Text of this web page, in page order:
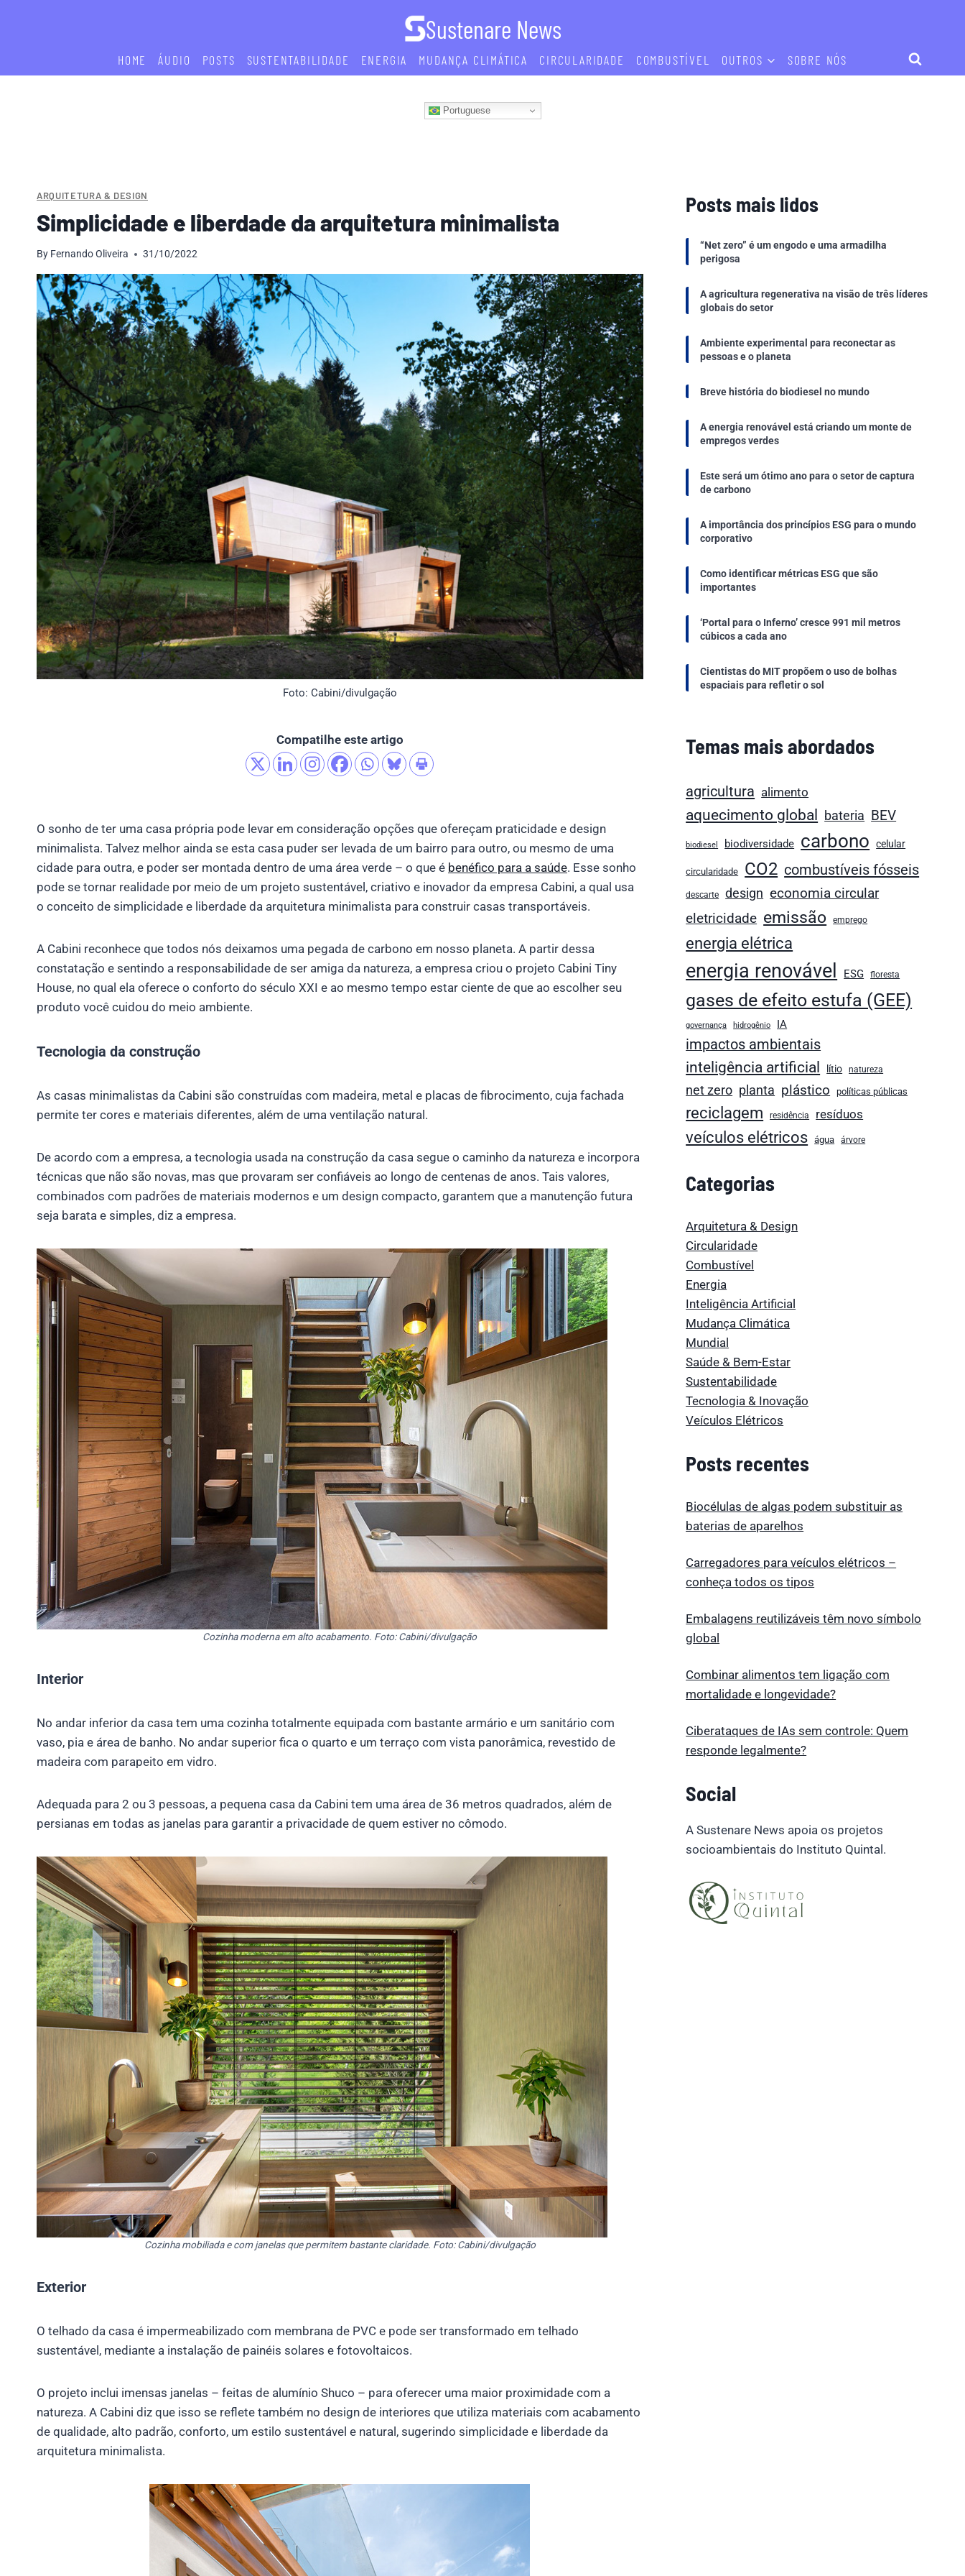
Sustenare News
HOME ÁUDIO POSTS SUSTENTABILIDADE ENERGIA MUDANÇA CLIMÁTICA CIRCULARIDADE COMBUSTÍVEL OUTROS SOBRE NÓS
Portuguese
ARQUITETURA & DESIGN
Simplicidade e liberdade da arquitetura minimalista
By Fernando Oliveira 31/10/2022
Foto: Cabini/divulgação
Compatilhe este artigo
O sonho de ter uma casa própria pode levar em consideração opções que ofereçam praticidade e design
minimalista. Talvez melhor ainda se esta casa puder ser levada de um bairro para outro, ou mesmo de uma
cidade para outra, e poder ser montada dentro de uma área verde – o que é benéfico para a saúde. Esse sonho
pode se tornar realidade por meio de um projeto sustentável, criativo e inovador da empresa Cabini, a qual usa
o conceito de simplicidade e liberdade da arquitetura minimalista para construir casas transportáveis.
A Cabini reconhece que todos nós deixamos uma pegada de carbono em nosso planeta. A partir dessa
constatação e sentindo a responsabilidade de ser amiga da natureza, a empresa criou o projeto Cabini Tiny
House, no qual ela oferece o conforto do século XXI e ao mesmo tempo estar ciente de que ao escolher seu
produto você cuidou do meio ambiente.
Tecnologia da construção
As casas minimalistas da Cabini são construídas com madeira, metal e placas de fibrocimento, cuja fachada
permite ter cores e materiais diferentes, além de uma ventilação natural.
De acordo com a empresa, a tecnologia usada na construção da casa segue o caminho da natureza e incorpora
técnicas que não são novas, mas que provaram ser confiáveis ​​ao longo de centenas de anos. Tais valores,
combinados com padrões de materiais modernos e um design compacto, garantem que a manutenção futura
seja barata e simples, diz a empresa.
Cozinha moderna em alto acabamento. Foto: Cabini/divulgação
Interior
No andar inferior da casa tem uma cozinha totalmente equipada com bastante armário e um sanitário com
vaso, pia e área de banho. No andar superior fica o quarto e um terraço com vista panorâmica, revestido de
madeira com parapeito em vidro.
Adequada para 2 ou 3 pessoas, a pequena casa da Cabini tem uma área de 36 metros quadrados, além de
persianas em todas as janelas para garantir a privacidade de quem estiver no cômodo.
Cozinha mobiliada e com janelas que permitem bastante claridade. Foto: Cabini/divulgação
Exterior
O telhado da casa é impermeabilizado com membrana de PVC e pode ser transformado em telhado
sustentável, mediante a instalação de painéis solares e fotovoltaicos.
O projeto inclui imensas janelas – feitas de alumínio Shuco – para oferecer uma maior proximidade com a
natureza. A Cabini diz que isso se reflete também no design de interiores que utiliza materiais com acabamento
de qualidade, alto padrão, conforto, um estilo sustentável e natural, sugerindo simplicidade e liberdade da
arquitetura minimalista.
Posts mais lidos
“Net zero” é um engodo e uma armadilha
perigosa
A agricultura regenerativa na visão de três líderes
globais do setor
Ambiente experimental para reconectar as
pessoas e o planeta
Breve história do biodiesel no mundo
A energia renovável está criando um monte de
empregos verdes
Este será um ótimo ano para o setor de captura
de carbono
A importância dos princípios ESG para o mundo
corporativo
Como identificar métricas ESG que são
importantes
‘Portal para o Inferno’ cresce 991 mil metros
cúbicos a cada ano
Cientistas do MIT propõem o uso de bolhas
espaciais para refletir o sol
Temas mais abordados
agricultura alimento
aquecimento global bateria BEV
biodiesel biodiversidade carbono celular
circularidade CO2 combustíveis fósseis
descarte design economia circular
eletricidade emissão emprego
energia elétrica
energia renovável ESG floresta
gases de efeito estufa (GEE)
governança hidrogênio IA
impactos ambientais
inteligência artificial lítio natureza
net zero planta plástico políticas públicas
reciclagem residência resíduos
veículos elétricos água árvore
Categorias
Arquitetura & Design
Circularidade
Combustível
Energia
Inteligência Artificial
Mudança Climática
Mundial
Saúde & Bem-Estar
Sustentabilidade
Tecnologia & Inovação
Veículos Elétricos
Posts recentes
Biocélulas de algas podem substituir as
baterias de aparelhos
Carregadores para veículos elétricos –
conheça todos os tipos
Embalagens reutilizáveis têm novo símbolo
global
Combinar alimentos tem ligação com
mortalidade e longevidade?
Ciberataques de IAs sem controle: Quem
responde legalmente?
Social
A Sustenare News apoia os projetos
socioambientais do Instituto Quintal.